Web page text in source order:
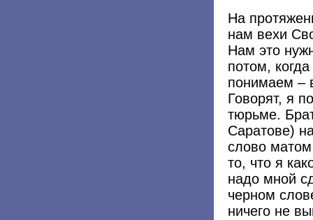
На
нам вехи
Нам это
потом,
понимаем –
Говорят, я
тюрьме.
Саратове)
слово
то, что я
надо мной
черном
ничего не